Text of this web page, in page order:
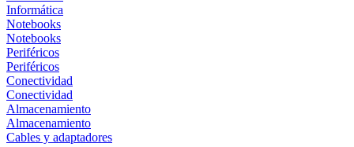
Informática
Notebooks
Notebooks
Periféricos
Periféricos
Conectividad
Conectividad
Almacenamiento
Almacenamiento
Cables y adaptadores